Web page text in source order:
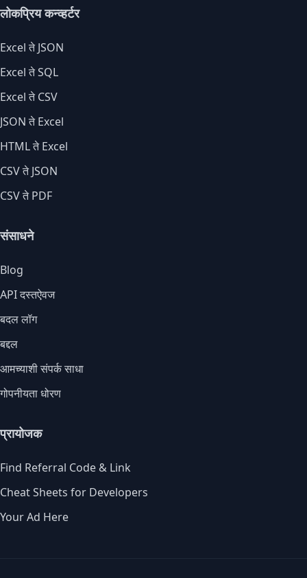
लोकप्रिय कन्व्हर्टर
Excel ते JSON
Excel ते SQL
Excel ते CSV
JSON ते Excel
HTML ते Excel
CSV ते JSON
CSV ते PDF
संसाधने
Blog
API दस्तऐवज
बदल लॉग
बद्दल
आमच्याशी संपर्क साधा
गोपनीयता धोरण
प्रायोजक
Find Referral Code & Link
Cheat Sheets for Developers
Your Ad Here